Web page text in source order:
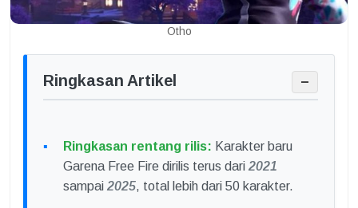
Otho
Ringkasan Artikel −
Ringkasan rentang rilis: Karakter baru
Garena Free Fire dirilis terus dari 2021
sampai 2025, total lebih dari 50 karakter.